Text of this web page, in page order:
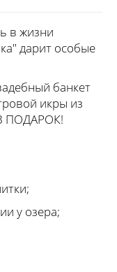
в жизни
дарит особые
банкет
икры из
ПОДАРОК!
у озера;